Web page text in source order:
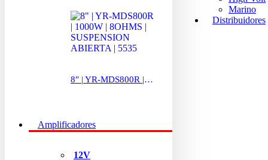
8″ | YR-MDS800R | 1000W | 8OHMS | SUSPENSION ABIERTA | 5535
Amplificadores
12V
Marino
Distribuidores